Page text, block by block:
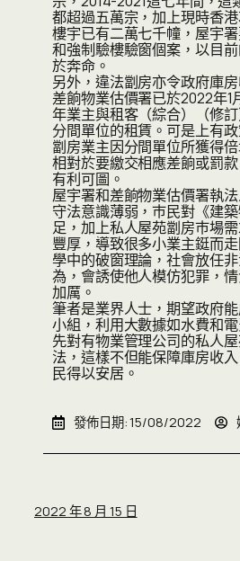
都超過五萬宗，加上現時香
樓宇已有二萬七千幢，屋宇
和強制驗樓驗窗個案，以目
於奔命。
另外，違法劏房亦令政府庫
差餉物業估價署已於2022年1
年業主與租客（綜合）（修
分間單位的租賃。可是上有
劏房業主因分間單位所獲得
相對於要繳交相應差餉或罰
有利可圖。
屋宇署和差餉物業估價署執
守法意識薄弱，巿民對《建
足，加上私人屋苑劏房巿場
豐厚，導致很多小業主鋌而
學中的破窗理論，社會放任
為，會誘使他人模仿犯罪，
加厲。
筆者是業界人士，期望政府
小組，利用大數據如水費和電
先對有物業管理公司的私人
法，這樣不但能保障庫房收
民得以安居。
發佈日期:15/08/2022
2022 年 8 月 15 日